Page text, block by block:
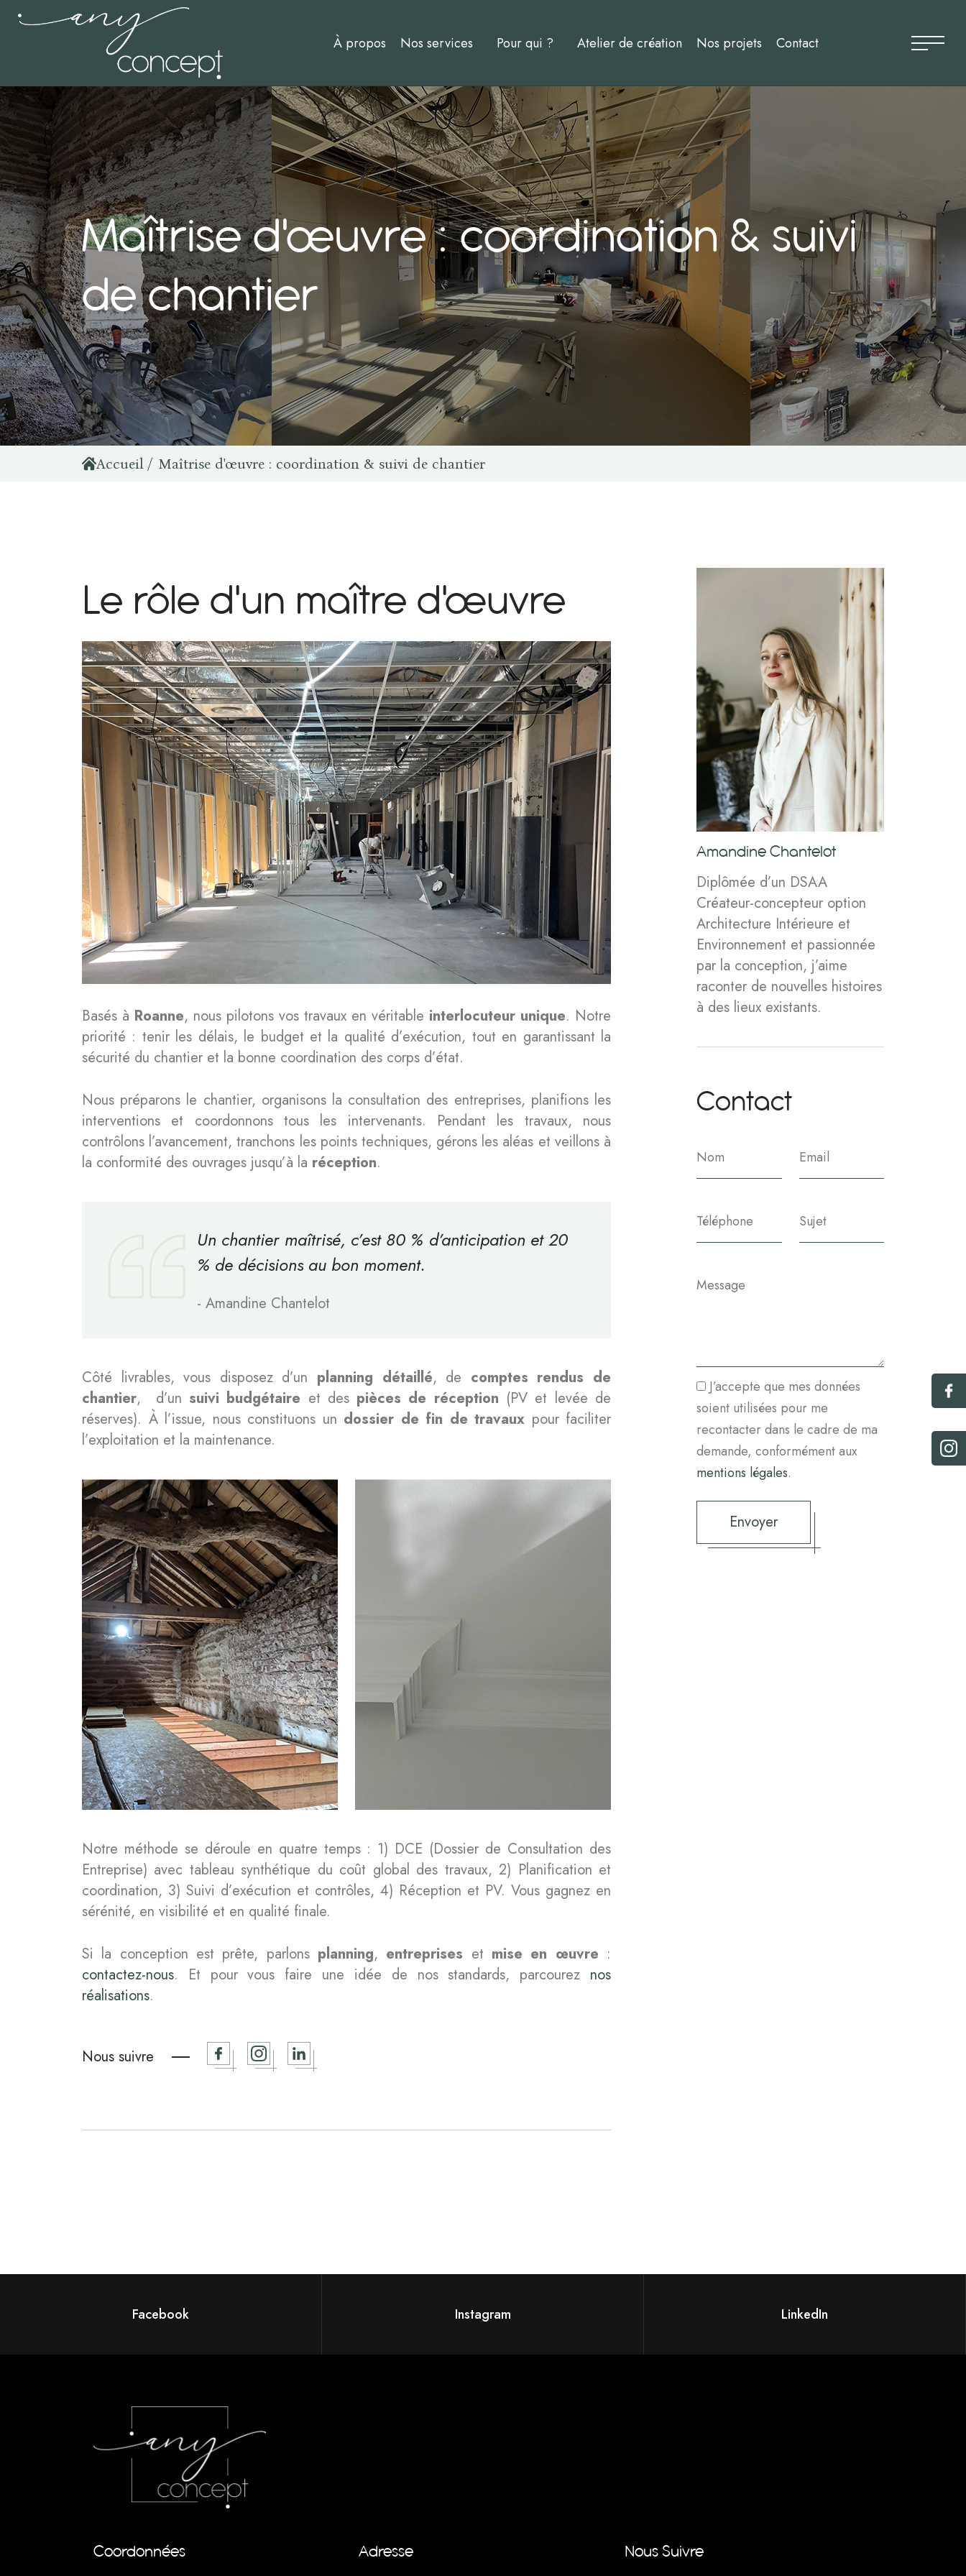
À propos Nos services Pour qui ? Atelier de création Nos projets Contact
Maîtrise d'œuvre : coordination & suivi
de chantier
Accueil Maîtrise d'œuvre : coordination & suivi de chantier
Le rôle d'un maître d'œuvre
Basés à Roanne, nous pilotons vos travaux en véritable interlocuteur unique. Notre
priorité : tenir les délais, le budget et la qualité d’exécution, tout en garantissant la
sécurité du chantier et la bonne coordination des corps d’état.
Nous préparons le chantier, organisons la consultation des entreprises, planifions les
interventions et coordonnons tous les intervenants. Pendant les travaux, nous
contrôlons l’avancement, tranchons les points techniques, gérons les aléas et veillons à
la conformité des ouvrages jusqu’à la réception.
Un chantier maîtrisé, c’est 80 % d’anticipation et 20
% de décisions au bon moment.
- Amandine Chantelot
Côté livrables, vous disposez d’un planning détaillé, de comptes rendus de
chantier, d’un suivi budgétaire et des pièces de réception (PV et levée de
réserves). À l’issue, nous constituons un dossier de fin de travaux pour faciliter
l’exploitation et la maintenance.
Notre méthode se déroule en quatre temps : 1) DCE (Dossier de Consultation des
Entreprise) avec tableau synthétique du coût global des travaux, 2) Planification et
coordination, 3) Suivi d’exécution et contrôles, 4) Réception et PV. Vous gagnez en
sérénité, en visibilité et en qualité finale.
Si la conception est prête, parlons planning, entreprises et mise en œuvre :
contactez-nous. Et pour vous faire une idée de nos standards, parcourez nos
réalisations.
Nous suivre
Amandine Chantelot
Diplômée d’un DSAA
Créateur-concepteur option
Architecture Intérieure et
Environnement et passionnée
par la conception, j’aime
raconter de nouvelles histoires
à des lieux existants.
Contact
J’accepte que mes données
soient utilisées pour me
recontacter dans le cadre de ma
demande, conformément aux
mentions légales.
Envoyer
Facebook Instagram LinkedIn
Coordonnées Adresse Nous Suivre
Panneau de gestion des cookies